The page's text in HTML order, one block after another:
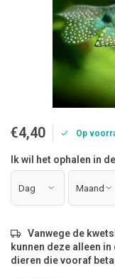
€4,40 Op
Ik wil het ophalen in
Vanwege de
kunnen deze alleen
dieren die vooraf